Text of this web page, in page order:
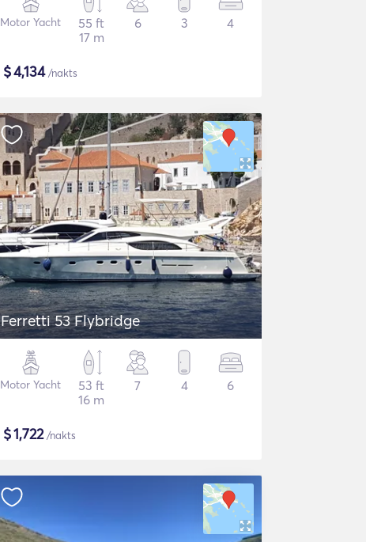
Motor Yacht
55 ft
17 m
6 3 4
$4,134/nakts
Ferretti 53 Flybridge
Motor Yacht
53 ft
16 m
7 4 6
$1,722/nakts